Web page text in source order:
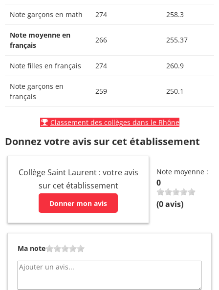
Note garçons en math 274 258.3
Note moyenne en
français
266 255.37
Note filles en français 274 260.9
Note garçons en
français
259 250.1
Classement des collèges dans le Rhône
Donnez votre avis sur cet établissement
Collège Saint Laurent : votre avis
sur cet établissement
Donner mon avis
Note moyenne :
0
(0avis)
Ma note